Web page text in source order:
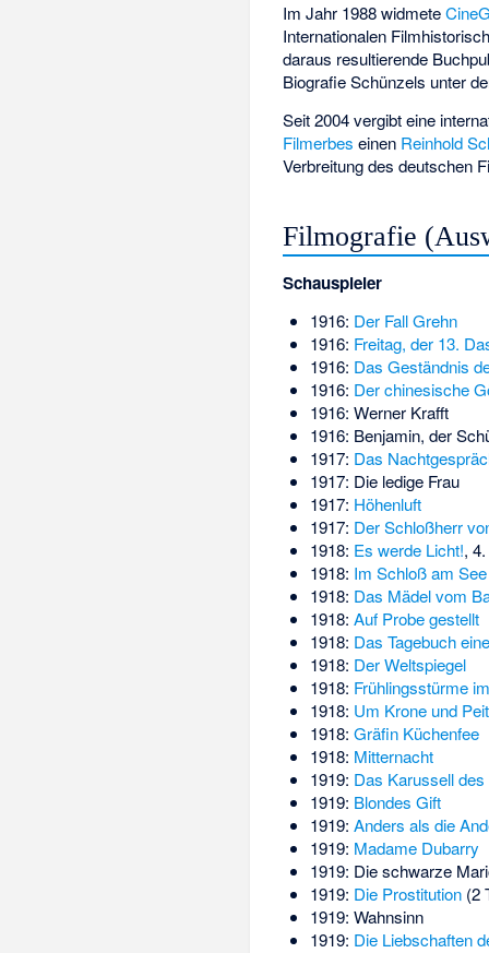
Im Jahr 1988 widmete
Internationalen
daraus resultierende
Biografie Schünzels unter
Seit 2004 vergibt eine
Filmerbes einen Reinhold
Verbreitung des deutschen
Filmografie
Schauspieler
1916: Der Fall Grehn
1916: Freitag, der 13.
1916: Das Geständnis
1916: Der chinesische
1916: Werner Krafft
1916: Benjamin, der
1917: Das
1917: Die ledige Frau
1917: Höhenluft
1917: Der Schloßherr
1918: Es werde Licht!,
1918: Im Schloß am See
1918: Das Mädel vom
1918: Auf Probe gestellt
1918: Das Tagebuch
1918: Der Weltspiegel
1918: Frühlingsstürme
1918: Um Krone und
1918: Gräfin Küchenfee
1918: Mitternacht
1919: Das Karussell des
1919: Blondes Gift
1919: Anders als die
1919: Madame Dubarry
1919: Die schwarze
1919: Die Prostitution(2
1919: Wahnsinn
1919: Die Liebschaften